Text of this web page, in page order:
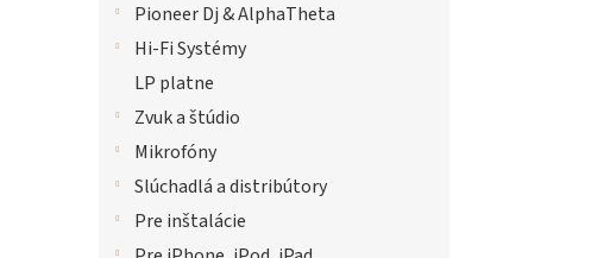
Pioneer Dj & AlphaTheta
Hi-Fi Systémy
LP platne
Zvuk a štúdio
Mikrofóny
Slúchadlá a distribútory
Pre inštalácie